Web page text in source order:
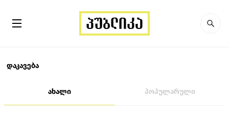
დაკავება
ახალი პოპულარული